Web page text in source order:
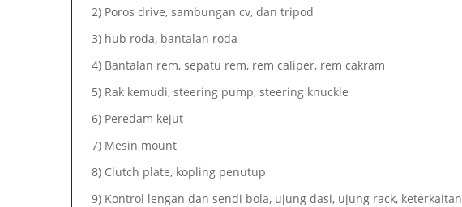
2) Poros drive, sambungan cv, dan tripod
3) hub roda, bantalan roda
4) Bantalan rem, sepatu rem, rem caliper, rem cakram
5) Rak kemudi, steering pump, steering knuckle
6) Peredam kejut
7) Mesin mount
8) Clutch plate, kopling penutup
9) Kontrol lengan dan sendi bola, ujung dasi, ujung rack, keterkaitan